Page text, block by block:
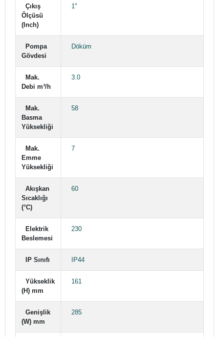
Çıkış
Ölçüsü
(Inch)
1"
Pompa
Gövdesi
Döküm
Mak.
Debi m³/h
3.0
Mak.
Basma
Yüksekliği
58
Mak.
Emme
Yüksekliği
7
Akışkan
Sıcaklığı
(°C)
60
Elektrik
Beslemesi
230
IP Sınıfı IP44
Yükseklik
(H) mm
161
Genişlik
(W) mm
285